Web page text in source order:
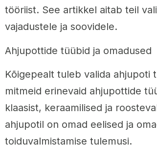
tööriist. See artikkel aitab teil
vajadustele ja soovidele.
Ahjupottide tüübid ja omadused
Kõigepealt tuleb valida ahjupoti
mitmeid erinevaid ahjupottide
klaasist, keraamilised ja
ahjupotil on omad eelised ja
toiduvalmistamise tulemusi.